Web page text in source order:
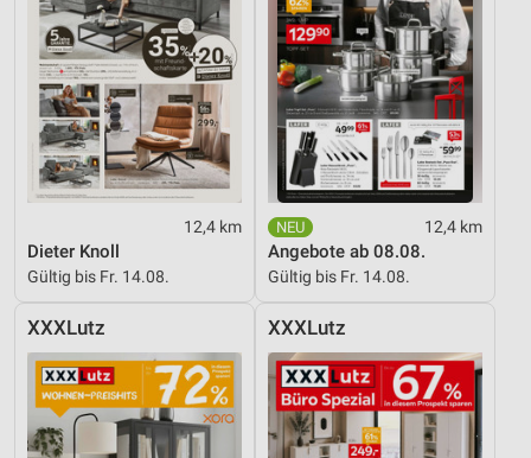
12,4 km
Dieter Knoll
Gültig bis Fr. 14.08.
12,4 km
Angebote ab 08.08.
Gültig bis Fr. 14.08.
XXXLutz XXXLutz